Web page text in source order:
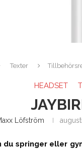
Texter
HEADSET
Löfström
springer eller